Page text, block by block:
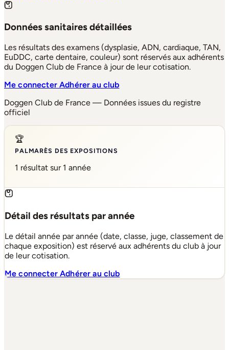
Données sanitaires détaillées
Les résultats des examens (dysplasie, ADN, cardiaque, TAN,
EuDDC, carte dentaire, couleur) sont réservés aux adhérents
du Doggen Club de France à jour de leur cotisation.
Me connecterAdhérer au club
Doggen Club de France — Données issues du registre
officiel
🏆
PALMARÈS DES EXPOSITIONS
1 résultat sur 1 année
Détail des résultats par année
Le détail année par année (date, classe, juge, classement de
chaque exposition) est réservé aux adhérents du club à jour
de leur cotisation.
Me connecterAdhérer au club